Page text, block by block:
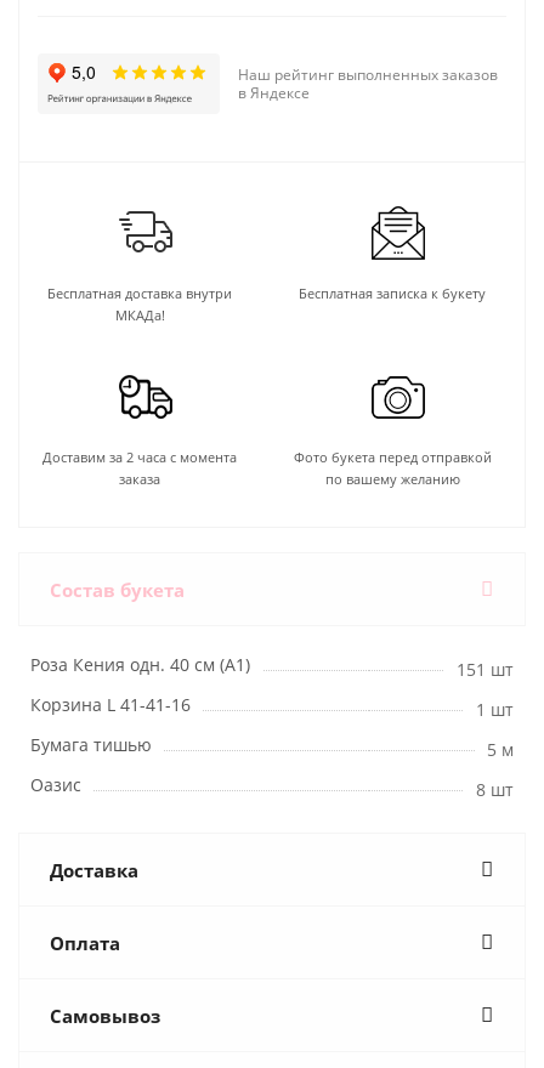
Наш рейтинг выполненных заказов
в Яндексе
Бесплатная доставка внутри
МКАДа!
Бесплатная записка к букету
Доставим за 2 часа с момента
заказа
Фото букета перед отправкой
по вашему желанию
Состав букета
Роза Кения одн. 40 см (А1)
151 шт
Корзина L 41-41-16
1 шт
Бумага тишью
5 м
Оазис
8 шт
Доставка
Оплата
Самовывоз